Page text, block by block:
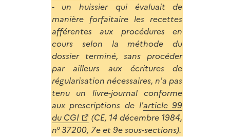
- un huissier qui évaluait de
manière forfaitaire les recettes
afférentes aux procédures en
cours selon la méthode du
dossier terminé, sans procéder
par ailleurs aux écritures de
régularisation nécessaires, n'a pas
tenu un livre-journal conforme
aux prescriptions de l'article 99
du CGI
(CE, 14 décembre 1984,
n° 37200, 7e et 9e sous-sections).